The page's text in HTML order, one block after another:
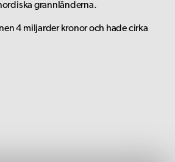
grannländerna.
4 miljarder kronor och hade cirka